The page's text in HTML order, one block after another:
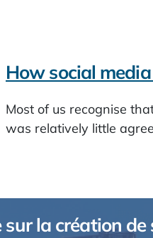
How social
Most of us recognise
was relatively little
la création de